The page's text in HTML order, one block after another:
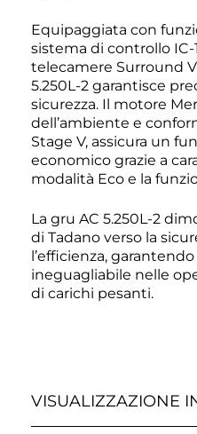
Equipaggiata con
sistema di controllo IC-
telecamere Surround
5.250L-2 garantisce
sicurezza. Il motore
dell’ambiente e
Stage V, assicura un
economico grazie a
modalità Eco e la
La gru AC 5.250L-2
di Tadano verso la
l’efficienza,
ineguagliabile nelle
di carichi pesanti.
VISUALIZZAZIONE